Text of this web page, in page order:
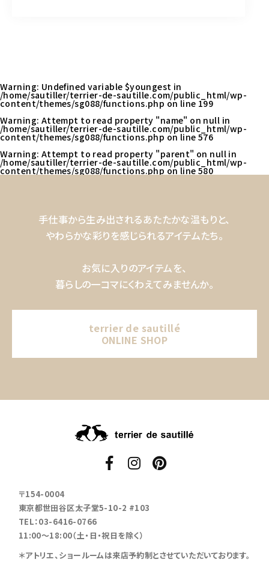
Warning: Undefined variable $youngest in
/home/sautiller/terrier-de-sautille.com/public_html/wp-
content/themes/sg088/functions.php on line 199
Warning: Attempt to read property "name" on null in
/home/sautiller/terrier-de-sautille.com/public_html/wp-
content/themes/sg088/functions.php on line576
Warning: Attempt to read property "parent" on null in
/home/sautiller/terrier-de-sautille.com/public_html/wp-
content/themes/sg088/functions.php on line580
手仕事から生み出されるあたたかな温もりと、
やわらかな彩りを感じられるアイテムたち。
お気に入りのアイテムを、
暮らしの一コマにくわえてみませんか。
terrier de sautillé
ONLINE SHOP
〒154-0004
東京都世田谷区太子堂5-10-2 #103
TEL：03-6416-0766
11:00～18:00（土・日・祝日を除く）
＊アトリエ、ショールームは来店予約制とさせていただいております。